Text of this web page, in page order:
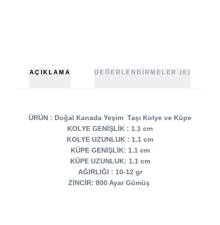
AÇIKLAMA DEĞERLENDIRMELER (0)
ÜRÜN : Doğal Kanada Yeşim Taşı Kolye ve Küpe
KOLYE GENİŞLİK : 1.1 cm
KOLYE UZUNLUK : 1.1 cm
KÜPE GENİŞLİK: 1.1 cm
KÜPE UZUNLUK: 1.1 cm
AĞIRLIĞI : 10-12 gr
ZİNCİR: 800 Ayar Gümüş